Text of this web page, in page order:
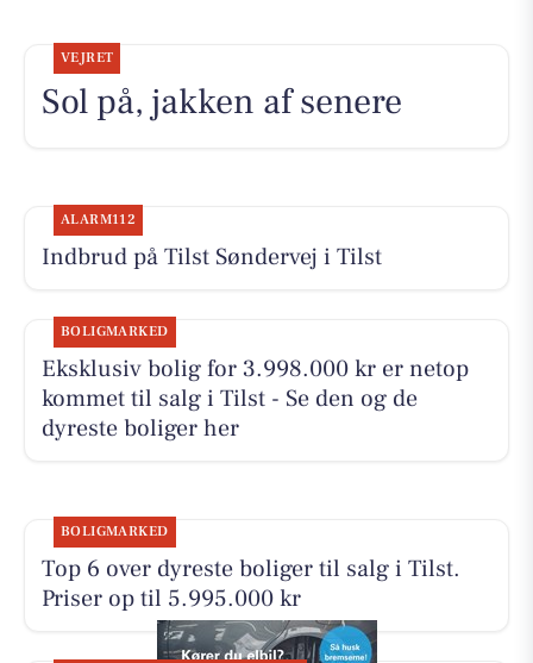
VEJRET
Sol på, jakken af senere
ALARM112
Indbrud på Tilst Søndervej i Tilst
BOLIGMARKED
Eksklusiv bolig for 3.998.000 kr er netop
kommet til salg i Tilst - Se den og de
dyreste boliger her
BOLIGMARKED
Top 6 over dyreste boliger til salg i Tilst.
Priser op til 5.995.000 kr